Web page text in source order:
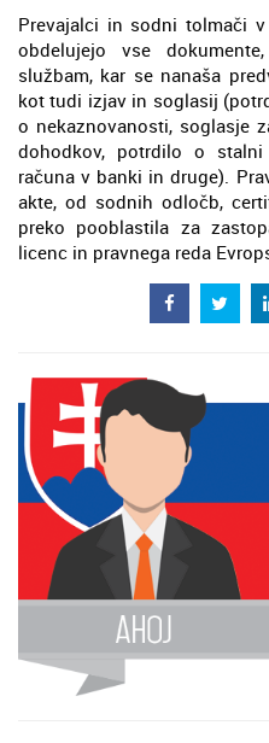
Prevajalci in sodni tolmači
obdelujejo vse
službam, kar se nanaša
kot tudi izjav in soglasij
o nekaznovanosti, soglasje
dohodkov, potrdilo o
računa v banki in druge).
akte, od sodnih odločb,
preko pooblastila za
licenc in pravnega reda